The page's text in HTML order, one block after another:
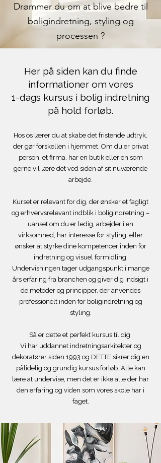
Drømmer du om at blive bedre til
boligindretning, styling og
processen ?
Her på siden kan du finde
informationer om vores
1-dags kursus i bolig indretning
på hold forløb.
Hos os lærer du at skabe det fristende udtryk,
der gør forskellen i hjemmet. Om du er privat
person, et firma, har en butik eller en som
gerne vil lære det ved siden af sit nuværende
arbejde.
Kurset er relevant for dig, der ønsker et fagligt
og erhvervsrelevant indblik i boligindretning –
uanset om du er ledig, arbejder i en
virksomhed, har interesse for styling, eller
ønsker at styrke dine kompetencer inden for
indretning og visuel formidling.
Undervisningen tager udgangspunkt i mange
års erfaring fra branchen og giver dig indsigt i
de metoder og principper, der anvendes
professionelt inden for boligindretning og
styling.
Så er dette et perfekt kursus til dig.
Vi har uddannet indretningsarkitekter og
dekoratører siden 1993 og DETTE sikrer dig en
pålidelig og grundig kursus forløb. Alle kan
lære at undervise, men det er ikke alle der har
den erfaring og viden som vores skole har i
faget.